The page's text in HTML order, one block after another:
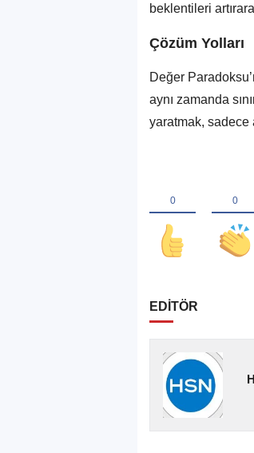
beklentileri
Çözüm Yolları
Değer
aynı zamanda
yaratmak, sadece
EDİTÖR